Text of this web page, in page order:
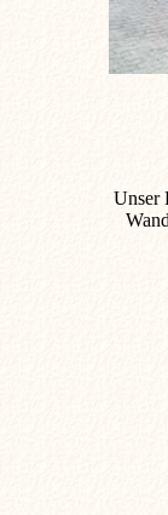
Unser